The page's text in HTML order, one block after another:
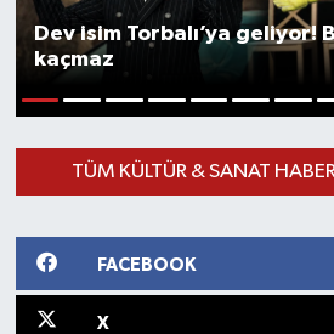
Dev isim Torbalı’ya geliyor!
kaçmaz
TÜM KÜLTÜR & SANAT
FACEBOOK
X
Son Dakika Haberleri
Haber Arşivi